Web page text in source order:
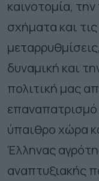
καινοτομία,
σχήματα και
δυναμική και
πολιτική μας
ύπαιθρο χώρα
Έλληνας
αναπτυξιακής